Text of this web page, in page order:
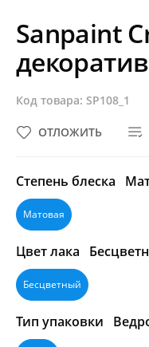
Sanpaint
Код товара: SP108_1
ОТЛОЖИТЬ
Степень блеска
Матовая
Цвет лака
Бесцветный
Тип упаковки